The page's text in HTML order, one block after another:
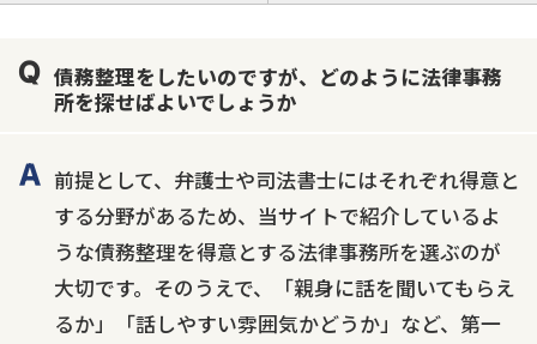
個人再生
時効援用
過払い金返還請求
会社破産・法人破産
住宅ローン
債務整理をしたいのですが、どのように法律事務
所を探せばよいでしょうか
前提として、弁護士や司法書士にはそれぞれ得意と
する分野があるため、当サイトで紹介しているよ
うな債務整理を得意とする法律事務所を選ぶのが
大切です。そのうえで、「親身に話を聞いてもらえ
るか」「話しやすい雰囲気かどうか」など、第一